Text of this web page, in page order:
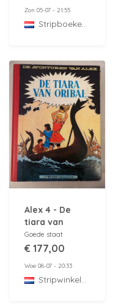
Zon 05-07 - 21:55
StripboekenZolder
Alex 4 - De
tiara van
Oribal -
Lombard
hc - 1e druk -
1958
Goede staat
€ 177,00
Woe 08-07 - 20:33
StripwinkelBarabas